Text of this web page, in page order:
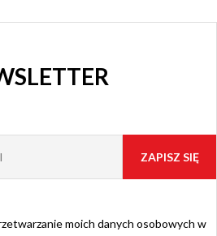
moich danych osobowych w